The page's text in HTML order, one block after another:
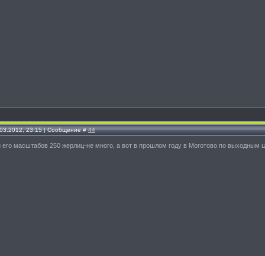
23:15 | Сообщение #44
его масштабов 250 жерлиц-не много, а вот в прошлом году в Моготово по выходным